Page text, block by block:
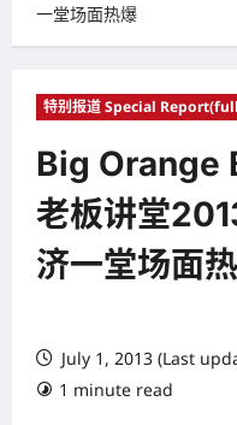
一堂场面热爆
特别报道 Special
Big Orange
老板讲堂
济一堂场面
July 1, 2013 (Last
1 minute read